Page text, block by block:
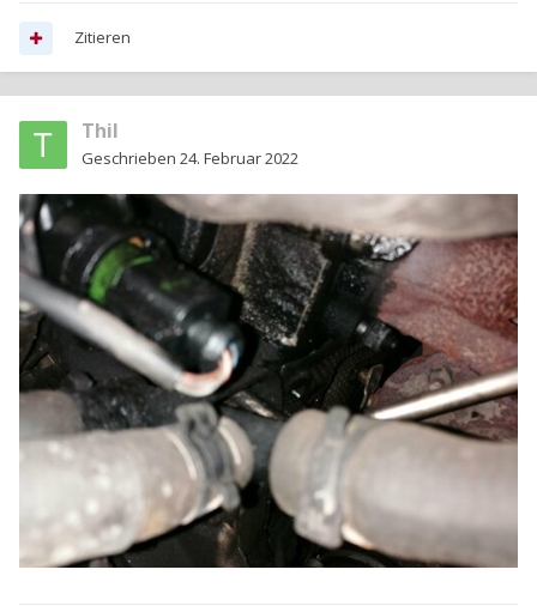
Zitieren
Thil
Geschrieben 24. Februar 2022